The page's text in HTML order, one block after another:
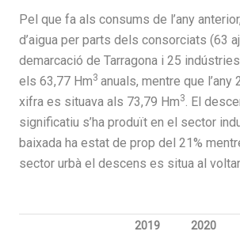
Pel que fa als consums de l’any
d’aigua per parts dels consorciats (63
demarcació de Tarragona i 25
els 63,77 Hm3 anuals, mentre que l’any
xifra es situava als 73,79 Hm3. El
significatiu s’ha produït en el sector
baixada ha estat de prop del 21%
sector urbà el descens es situa al
2019
2020